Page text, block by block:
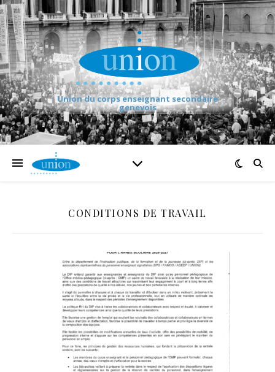
Union du corps enseignant secondaire
genevois
CONDITIONS DE TRAVAIL